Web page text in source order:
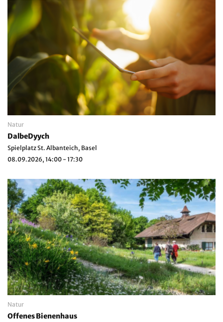
Natur
DalbeDyych
Spielplatz St. Albanteich, Basel
08.09.2026, 14:00 - 17:30
Natur
Offenes Bienenhaus